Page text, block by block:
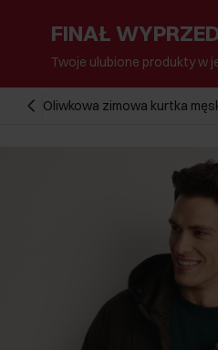
FINAŁ
Twoje ulubione produkty w
Oliwkowa zimowa kurtka